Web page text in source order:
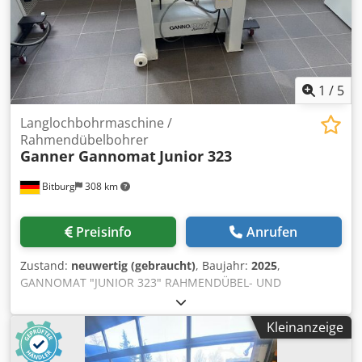
1 / 5
Bitburg 308 km
Langlochbohrmaschine /
Rahmendübelbohrer
Ganner Gannomat Junior 323
Preisinfo Anrufen
Zustand: neuwertig (gebraucht), Baujahr: 2025,
GANNOMAT "JUNIOR 323" RAHMENDÜBEL- UND
LANGLOCHBOHRMASCHINE komplett in
Standardausführung gemäß Preisliste 01/22/D mit: -
Präzisions-Spannzangenfutter für Spannzangen ER 40 Ø 3-
26 mm. inkl. Spannzangen Ø 10 / 13 / 16 / 20 - Motor 1,5
Kleinanzeige